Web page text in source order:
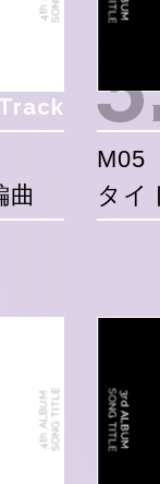
Track
曲
M05
タイ